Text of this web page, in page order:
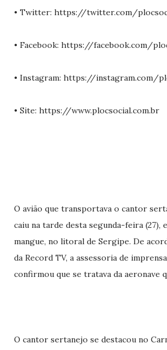
• Twitter: https://twitter.com/
• Facebook: https://facebook.com/
• Instagram: https://instagram.com/
• Site: https://www.plocsocial.com.br
O avião que transportava o cantor
caiu na tarde desta segunda-feira (27),
mangue, no litoral de Sergipe. De
da Record TV, a assessoria de
confirmou que se tratava da aeronave
O cantor sertanejo se destacou no